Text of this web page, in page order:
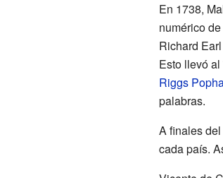
En 1738,
numérico
Richard
Esto llevó
Riggs
palabras.
A finales
cada país.